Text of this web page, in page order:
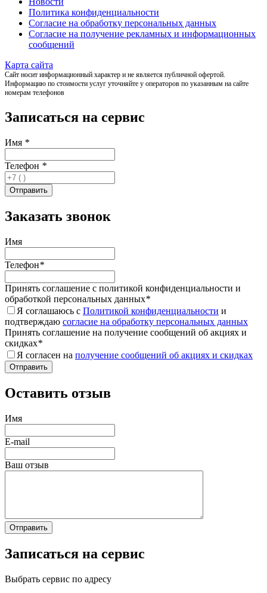
Политика конфиденциальности
Согласие на обработку персональных данных
Согласие на получение рекламных и информационных
сообщений
Карта сайта
Сайт носит информационный характер и не является публичной офертой.
Информацию по стоимости услуг уточняйте у операторов по указанным на сайте
номерам телефонов
Записаться на сервис
Имя *
Телефон *
Заказать звонок
Имя
Телефон*
Принять соглашение с политикой конфиденциальности и
обработкой персональных данных*
Я соглашаюсь с Политикой конфиденциальности и
подтверждаю согласие на обработку персональных данных
Принять соглашение на получение сообщений об акциях и
скидках*
Я согласен на получение сообщений об акциях и скидках
Оставить отзыв
Имя
E-mail
Ваш отзыв
Записаться на сервис
Выбрать сервис по адресу